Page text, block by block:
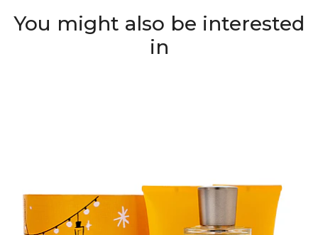
You might also be interested
in